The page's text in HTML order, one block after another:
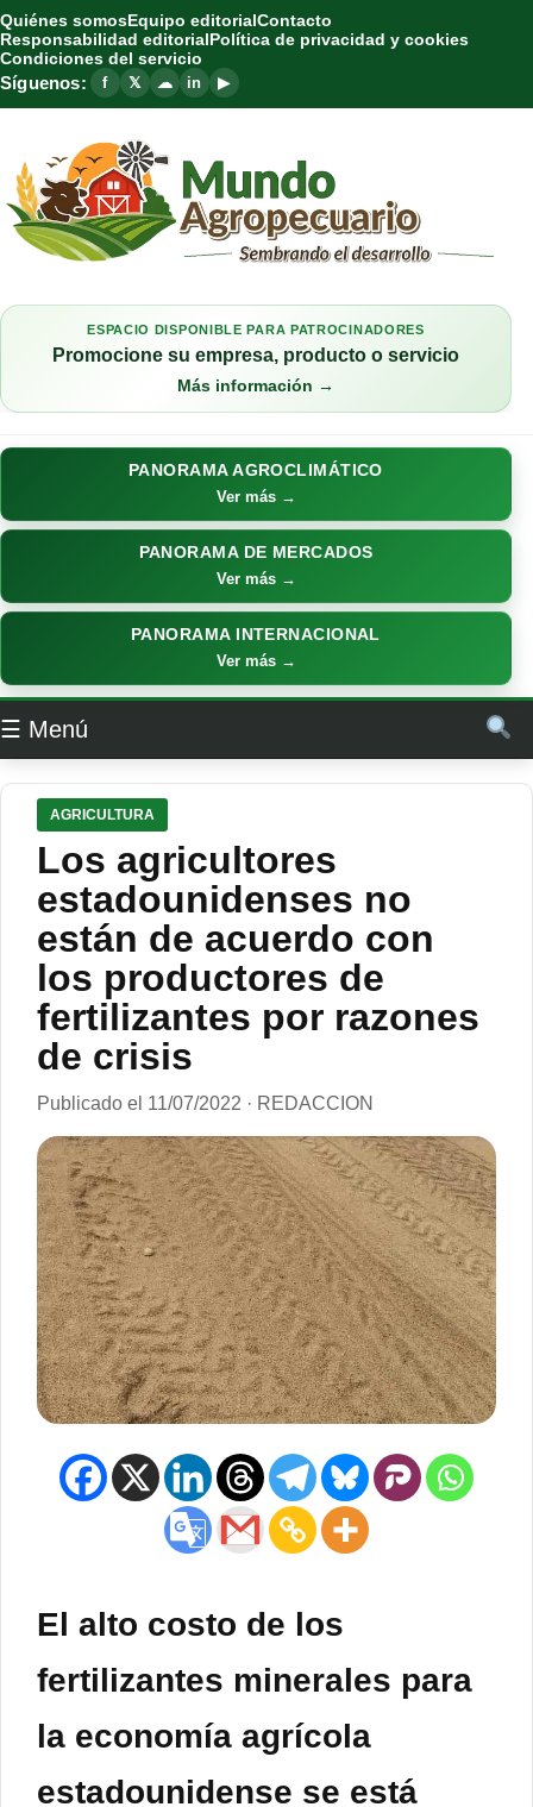
Quiénes somosEquipo editorialContacto
Responsabilidad editorialPolítica de privacidad y cookies
Condiciones del servicio
Síguenos: f 𝕏 ☁ in ▶
ESPACIO DISPONIBLE PARA PATROCINADORES
Promocione su empresa, producto o servicio
Más información →
PANORAMA AGROCLIMÁTICO
Ver más →
PANORAMA DE MERCADOS
Ver más →
PANORAMA INTERNACIONAL
Ver más →
☰ Menú
AGRICULTURA
Los agricultores
estadounidenses no
están de acuerdo con
los productores de
fertilizantes por razones
de crisis
Publicado el 11/07/2022 · REDACCION
El alto costo de los
fertilizantes minerales para
la economía agrícola
estadounidense se está